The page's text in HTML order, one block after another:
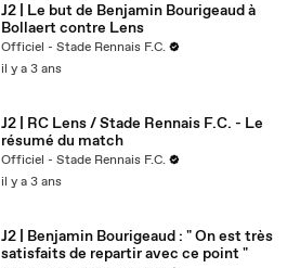
J2 | Le but de Benjamin Bourigeaud à
Bollaert contre Lens
Officiel - Stade Rennais F.C.
il y a 3 ans
J2 | RC Lens / Stade Rennais F.C. - Le
résumé du match
Officiel - Stade Rennais F.C.
il y a 3 ans
J2 | Benjamin Bourigeaud : " On est très
satisfaits de repartir avec ce point "